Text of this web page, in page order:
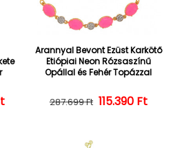
ár
Arannyal Bevont Ezüst Karkötő
Etiópiai Neon Rózsaszínű
Opállal és Fehér Topázzal
Normál ár
287.699 Ft 115.390 Ft